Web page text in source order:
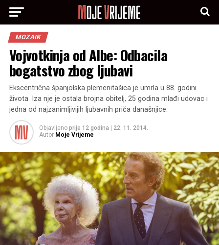
MOZAIK
Vojvotkinja od Albe: Odbacila
bogatstvo zbog ljubavi
Ekscentrična španjolska plemenitašica je umrla u 88. godini
života. Iza nje je ostala brojna obitelj, 25 godina mlađi udovac i
jedna od najzanimljivijih ljubavnih priča današnjice.
Objavljeno prije 12 godina
22. 11. 2014.
Autor Moje Vrijeme